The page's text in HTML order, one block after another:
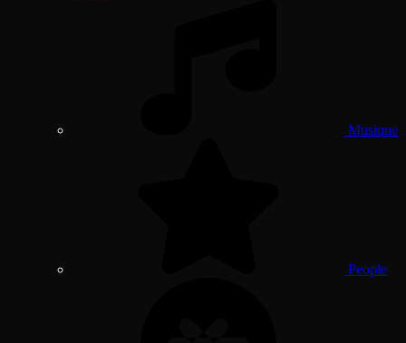
Musique
People